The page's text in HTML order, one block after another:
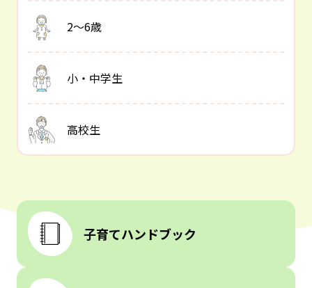
2～6歳
小・中学生
高校生
子育てハンドブック